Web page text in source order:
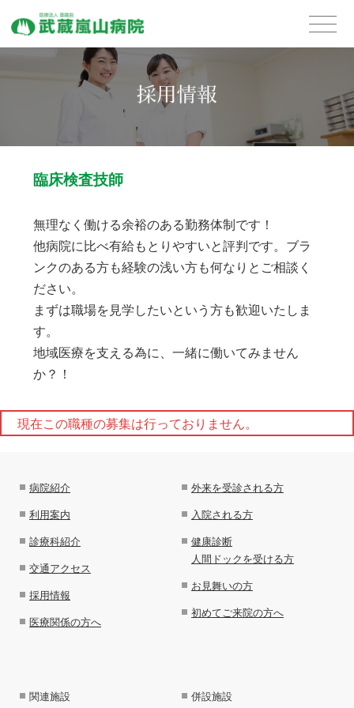
臨床検査技師
無理なく働ける余裕のある勤務体制です！
他病院に比べ有給もとりやすいと評判です。ブラ
ンクのある方も経験の浅い方も何なりとご相談く
ださい。
まずは職場を見学したいという方も歓迎いたしま
す。
地域医療を支える為に、一緒に働いてみません
か？！
現在この職種の募集は行っておりません。
病院紹介
利用案内
診療科紹介
交通アクセス
採用情報
医療関係の方へ
外来を受診される方
入院される方
健康診断
人間ドックを受ける方
お見舞いの方
初めてご来院の方へ
関連施設 併設施設